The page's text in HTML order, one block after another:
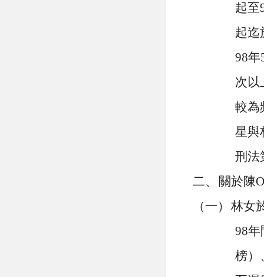
起至
起迄
98年
次以
較為
星與
刑法
二、
關於陳O
（一） 林女
98年
榜）